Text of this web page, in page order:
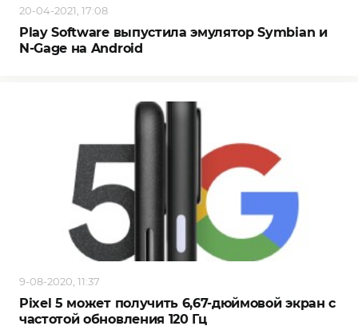
20-04-2021, 17:08
Play Software выпустила эмулятор Symbian и
N-Gage на Android
9-08-2020, 11:37
Pixel 5 может получить 6,67-дюймовой экран с
частотой обновления 120 Гц